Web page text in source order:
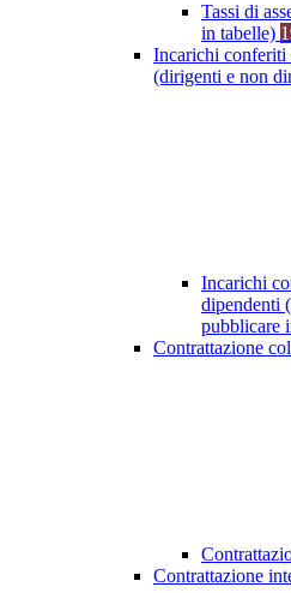
Tassi di
in tabelle)
Incarichi conferiti
(dirigenti e non
Incarichi
dipendenti
pubblicare
Contrattazione
Contrattazione